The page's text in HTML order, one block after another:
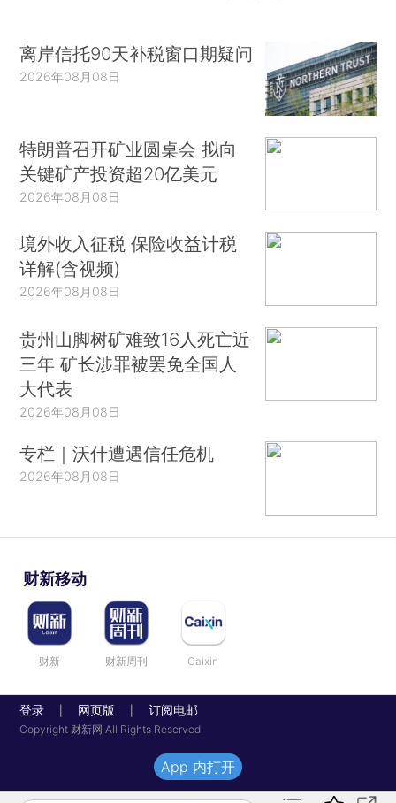
离岸信托90天补税窗口期疑问
2026年08月08日
特朗普召开矿业圆桌会 拟向
关键矿产投资超20亿美元
2026年08月08日
境外收入征税 保险收益计税
详解(含视频)
2026年08月08日
贵州山脚树矿难致16人死亡近
三年 矿长涉罪被罢免全国人
大代表
2026年08月08日
专栏｜沃什遭遇信任危机
2026年08月08日
财新移动
财新 财新周刊 Caixin
登录 网页版 订阅电邮
Copyright 财新网 All Rights Reserved
App 内打开